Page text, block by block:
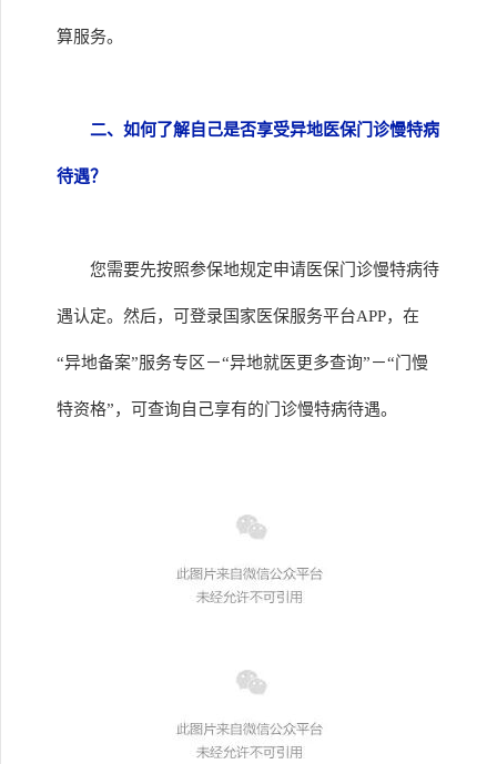
算服务。
二、如何了解自己是否享受异地医保门诊慢特病
待遇？
您需要先按照参保地规定申请医保门诊慢特病待
遇认定。然后，可登录国家医保服务平台APP，在
“异地备案”服务专区－“异地就医更多查询”－“门慢
特资格”，可查询自己享有的门诊慢特病待遇。